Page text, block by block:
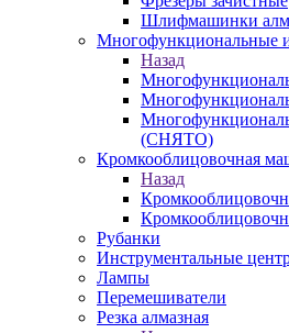
Шлифмашинки
Многофункциональные
Назад
(СНЯТО)
Кромкооблицовочная
Назад
Рубанки
Инструментальные
Лампы
Перемешиватели
Резка алмазная